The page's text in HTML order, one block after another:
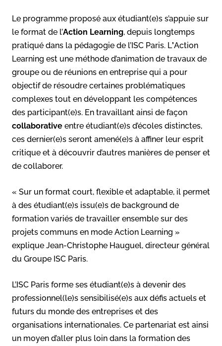
Le programme proposé aux étudiant(e)s s’appuie sur
le format de l’Action Learning, depuis longtemps
pratiqué dans la pédagogie de l’ISC Paris. L’Action
Learning est une méthode d’animation de travaux de
groupe ou de réunions en entreprise qui a pour
objectif de résoudre certaines problématiques
complexes tout en développant les compétences
des participant(e)s. En travaillant ainsi de façon
collaborative entre étudiant(e)s d’écoles distinctes,
ces dernier(e)s seront amené(e)s à affiner leur esprit
critique et à découvrir d’autres manières de penser et
de collaborer.
« Sur un format court, flexible et adaptable, il permet
à des étudiant(e)s issu(e)s de background de
formation variés de travailler ensemble sur des
projets communs en mode Action Learning »
explique Jean-Christophe Hauguel, directeur général
du Groupe ISC Paris.
L’ISC Paris forme ses étudiant(e)s à devenir des
professionnel(le)s sensibilisé(e)s aux défis actuels et
futurs du monde des entreprises et des
organisations internationales. Ce partenariat est ainsi
un moyen d’aller plus loin dans la formation des